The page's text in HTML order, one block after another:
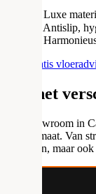
Luxe
Antislip,
Vraag gratis
Voel het
Onze showroom in
groot formaat. Van
mooi ogen, maar